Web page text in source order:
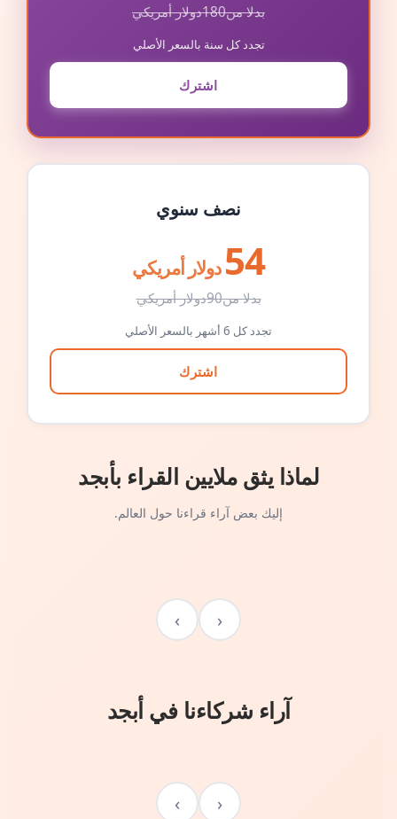
بدلا من180دولار أمريكي
تجدد كل سنة بالسعر الأصلي
اشترك
نصف سنوي
54 دولار أمريكي
بدلا من90دولار أمريكي
تجدد كل 6 أشهر بالسعر الأصلي
اشترك
لماذا يثق ملايين القراء بأبجد
إليك بعض آراء قراءنا حول العالم.
‹
›
آراء شركاءنا في أبجد
‹
›